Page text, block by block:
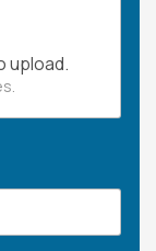
upload.